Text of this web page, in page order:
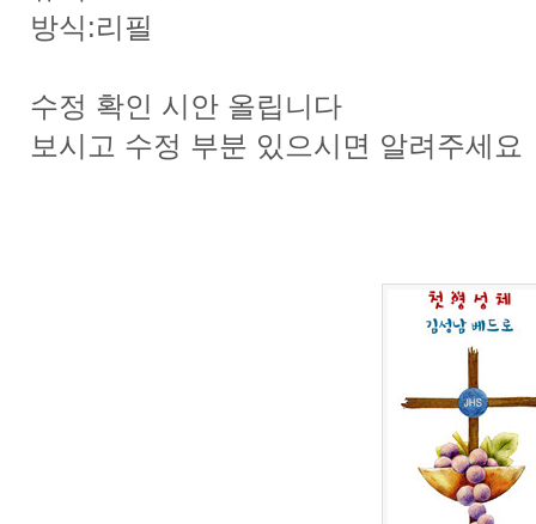
방식:리필
수정 확인 시안 올립니다
보시고 수정 부분 있으시면 알려주세요